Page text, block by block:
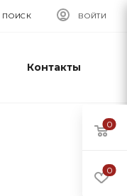
ВОЙТИ
ПОИСК
Контакты
0
0